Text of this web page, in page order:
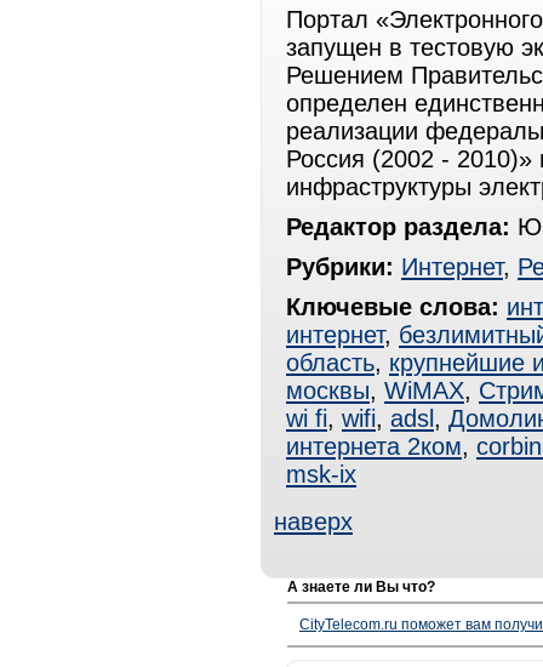
Портал
запущен в тестовую
Решением
определен
реализации
Россия (2002 - 2010)»
инфраструктуры
Редактор раздела:
Рубрики: Интернет,
Ключевые слова:
интернет,
область, крупнейшие
москвы, WiMAX,
wi fi, wifi, adsl ,
интернета 2ком,
msk-ix
наверх
А знаете ли Вы что?
CityTelecom.ru поможет вам